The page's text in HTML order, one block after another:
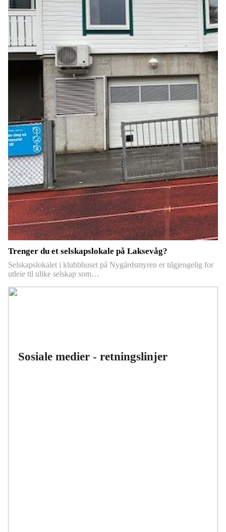
Trenger du et selskapslokale på Laksevåg?
Selskapslokalet i klubbhuset på Nygårdsmyren er tilgjengelig for
utleie til ulike selskap som…
Sosiale medier - retningslinjer